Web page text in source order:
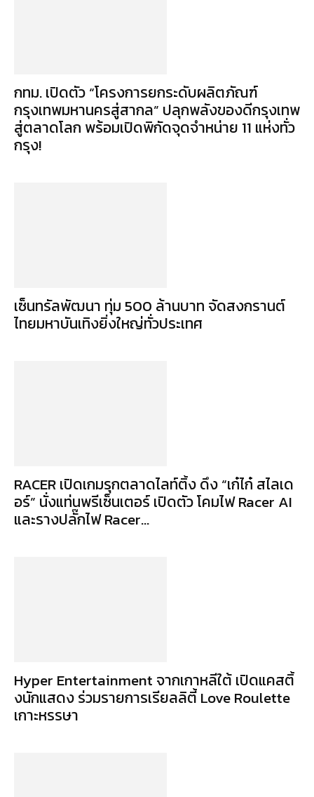
กทม. เปิดตัว “โครงการยกระดับผลิตภัณฑ์
กรุงเทพมหานครสู่สากล” ปลุกพลังของดีกรุงเทพ
สู่ตลาดโลก พร้อมเปิดพิกัดจุดจำหน่าย 11 แห่งทั่ว
กรุง!
เซ็นทรัลพัฒนา ทุ่ม 500 ล้านบาท จัดสงกรานต์
ไทยมหาบันเทิงยิ่งใหญ่ทั่วประเทศ
RACER เปิดเกมรุกตลาดไลท์ติ้ง ดึง “เก๋ไก๋ สไลเด
อร์” นั่งแท่นพรีเซ็นเตอร์ เปิดตัว โคมไฟ Racer AI
และรางปลั๊กไฟ Racer...
Hyper Entertainment จากเกาหลีใต้ เปิดแคสติ้
งนักแสดง ร่วมรายการเรียลลิตี้ Love Roulette
เกาะหรรษา